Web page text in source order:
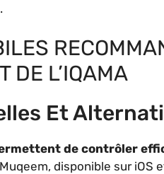
DE L’IQAMA
Et
de contrôler
disponible sur